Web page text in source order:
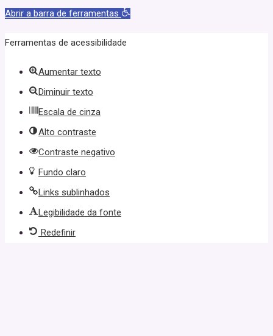
Abrir a barra de ferramentas
Ferramentas de acessibilidade
Aumentar texto
Diminuir texto
Escala de cinza
Alto contraste
Contraste negativo
Fundo claro
Links sublinhados
Legibilidade da fonte
Redefinir